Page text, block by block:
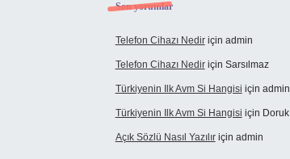
Son yorumlar
Telefon Cihazı Nediriçin admin
Telefon Cihazı Nediriçin Sarsılmaz
Türkiyenin Ilk Avm Si Hangisi için admin
Türkiyenin Ilk Avm Si Hangisi için Doruk
Açık Sözlü Nasıl Yazılıriçin admin